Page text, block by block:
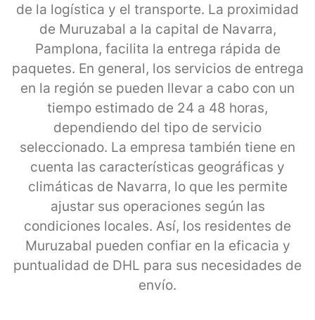
de la logística y el transporte. La proximidad
de Muruzabal a la capital de Navarra,
Pamplona, facilita la entrega rápida de
paquetes. En general, los servicios de entrega
en la región se pueden llevar a cabo con un
tiempo estimado de 24 a 48 horas,
dependiendo del tipo de servicio
seleccionado. La empresa también tiene en
cuenta las características geográficas y
climáticas de Navarra, lo que les permite
ajustar sus operaciones según las
condiciones locales. Así, los residentes de
Muruzabal pueden confiar en la eficacia y
puntualidad de DHL para sus necesidades de
envío.